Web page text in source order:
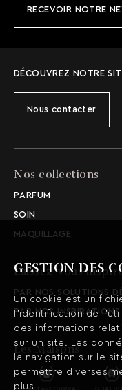
GESTION DES
Un cookie est un
l’identification de
des informations
sur un site. Les
la navigation sur le
permettre diverses
plus
RECEVOIR NOTRE
DÉCOUVREZ NOTRE
Nous contacter
Nos collections
PARFUM
SOIN
MAQUILLAGE
Laissez-vous
PAR NOS SOLUTIONS
PAR NOS INSPIRATIONS
Les Maisons